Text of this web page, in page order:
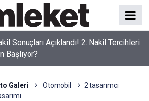
Sonuçları Açıklandı! 2. Nakil Tercihleri
Başlıyor?
Galeri Otomobil
2 tasarımcı